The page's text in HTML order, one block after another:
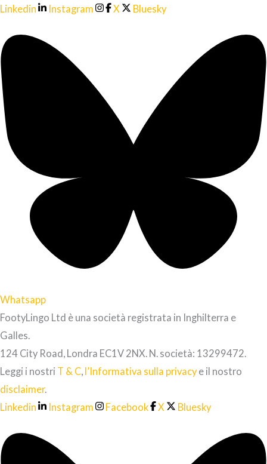
Linkedin
Instagram X Bluesky
Whatsapp
FootyLingo Ltd è una società registrata in Inghilterra e
Galles.
124 City Road, Londra EC1V 2NX. N. società: 13299472.
Leggi i nostri T & C l’Informativa sulla privacy e il nostro
disclaimer.
Linkedin
Instagram Facebook X Bluesky